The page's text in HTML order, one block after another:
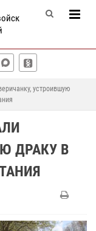
устроившую
ДРАКУ В